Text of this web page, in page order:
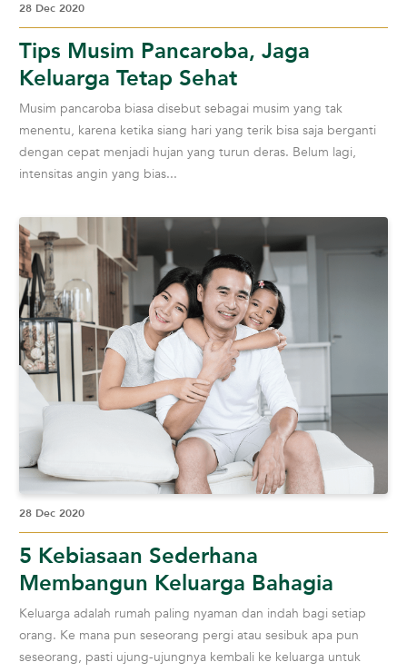
28 Dec 2020
Tips Musim Pancaroba, Jaga
Keluarga Tetap Sehat
Musim pancaroba biasa disebut sebagai musim yang tak
menentu, karena ketika siang hari yang terik bisa saja berganti
dengan cepat menjadi hujan yang turun deras. Belum lagi,
intensitas angin yang bias...
28 Dec 2020
5 Kebiasaan Sederhana
Membangun Keluarga Bahagia
Keluarga adalah rumah paling nyaman dan indah bagi setiap
orang. Ke mana pun seseorang pergi atau sesibuk apa pun
seseorang, pasti ujung-ujungnya kembali ke keluarga untuk